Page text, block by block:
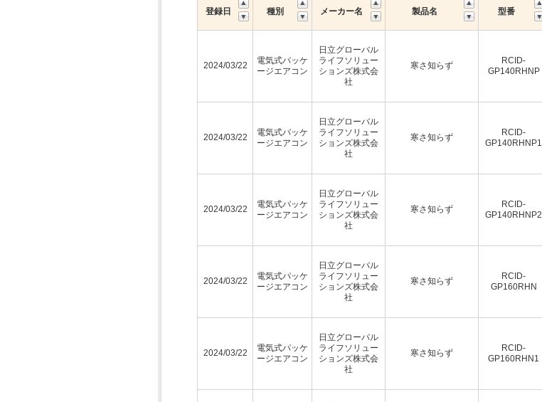
登録日 種別 メーカー名 製品名 型番
2024/03/22
電気式パッケ
ージエアコン
日立グローバル
ライフソリュー
ションズ株式会
社
寒さ知らず
RCID-
GP140RHNP
2024/03/22
電気式パッケ
ージエアコン
日立グローバル
ライフソリュー
ションズ株式会
社
寒さ知らず
RCID-
GP140RHNP1
2024/03/22
電気式パッケ
ージエアコン
日立グローバル
ライフソリュー
ションズ株式会
社
寒さ知らず
RCID-
GP140RHNP2
2024/03/22
電気式パッケ
ージエアコン
日立グローバル
ライフソリュー
ションズ株式会
社
寒さ知らず
RCID-
GP160RHN
2024/03/22
電気式パッケ
ージエアコン
日立グローバル
ライフソリュー
ションズ株式会
社
寒さ知らず
RCID-
GP160RHN1